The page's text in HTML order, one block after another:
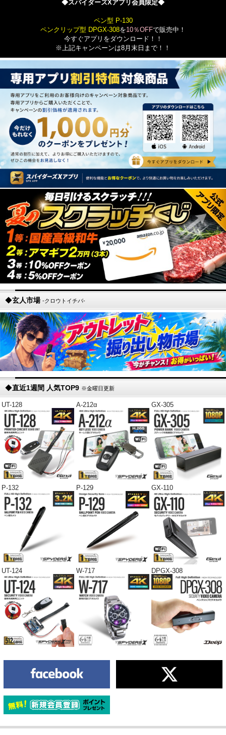
◆スパイダーズXアプリ会員限定◆
ペン型 P-130
ペンクリップ型 DPGX-308を10％OFFで販売中！
今すぐアプリをダウンロード！！
※上記キャンペーンは8月末日まで！！
◆玄人市場 -クロウトイチバ-
◆直近1週間 人気TOP9 ※金曜日更新
UT-128 A-212α GX-305
P-132 P-129 GX-110
UT-124 W-717 DPGX-308